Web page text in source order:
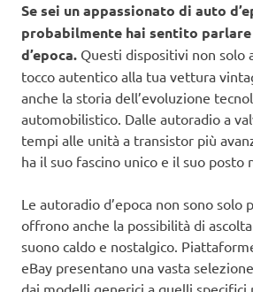
Se sei un appassionato di auto
probabilmente hai sentito
d’epoca. Questi dispositivi non solo
tocco autentico alla tua vettura
anche la storia dell’evoluzione
automobilistico. Dalle autoradio a
tempi alle unità a transistor più
ha il suo fascino unico e il suo posto
Le autoradio d’epoca non sono solo
offrono anche la possibilità di
suono caldo e nostalgico.
eBay presentano una vasta